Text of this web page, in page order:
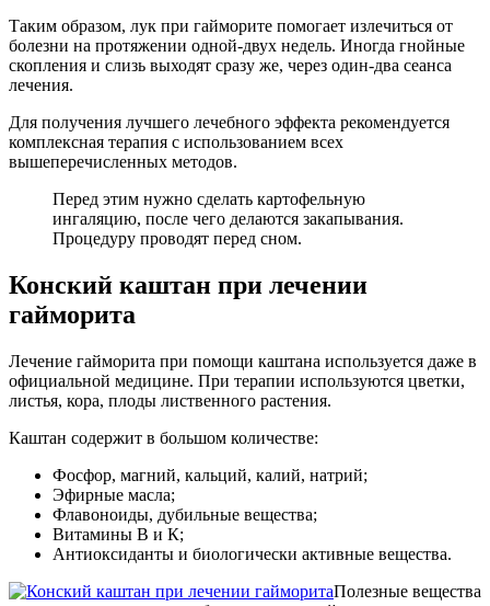
Таким образом, лук при гайморите помогает излечиться от
болезни на протяжении одной-двух недель. Иногда гнойные
скопления и слизь выходят сразу же, через один-два сеанса
лечения.
Для получения лучшего лечебного эффекта рекомендуется
комплексная терапия с использованием всех
вышеперечисленных методов.
Перед этим нужно сделать картофельную
ингаляцию, после чего делаются закапывания.
Процедуру проводят перед сном.
Конский каштан при лечении
гайморита
Лечение гайморита при помощи каштана используется даже в
официальной медицине. При терапии используются цветки,
листья, кора, плоды лиственного растения.
Каштан содержит в большом количестве:
Фосфор, магний, кальций, калий, натрий;
Эфирные масла;
Флавоноиды, дубильные вещества;
Витамины В и К;
Антиоксиданты и биологически активные вещества.
Полезные вещества